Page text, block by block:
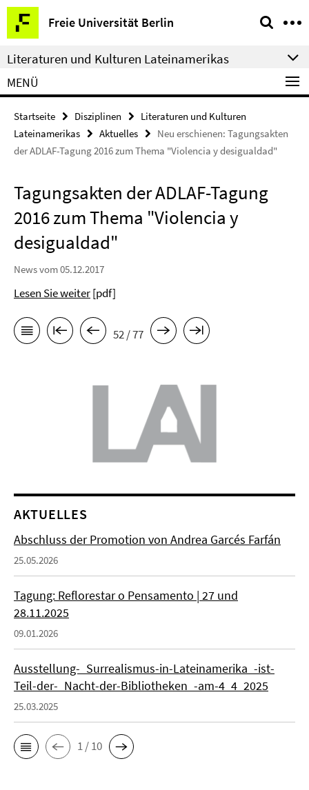
Springe
direkt
zu
Inhalt
Freie Universität Berlin
Service-
Navigation
Literaturen und Kulturen Lateinamerikas
MENÜ
Startseite Disziplinen
Literaturen und Kulturen
Lateinamerikas
Aktuelles
Neu erschienen: Tagungsakten
der ADLAF-Tagung 2016 zum Thema "Violencia y desigualdad"
Tagungsakten der ADLAF-Tagung
2016 zum Thema "Violencia y
desigualdad"
News vom 05.12.2017
Lesen Sie weiter[pdf]
52 / 77
AKTUELLES
Abschluss der Promotion von Andrea Garcés Farfán
25.05.2026
Tagung: Reflorestar o Pensamento | 27 und
28.11.2025
09.01.2026
Ausstellung-_Surrealismus-in-Lateinamerika_-ist-
Teil-der-_Nacht-der-Bibliotheken_-am-4_4_2025
25.03.2025
1 / 10